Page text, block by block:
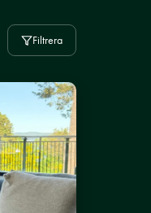
Filtrera